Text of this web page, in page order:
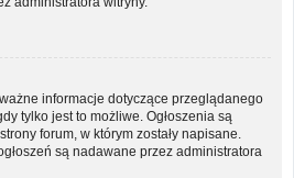
informacje dotyczące przeglądanego
tylko jest to możliwe. Ogłoszenia są
forum, w którym zostały napisane.
są nadawane przez administratora